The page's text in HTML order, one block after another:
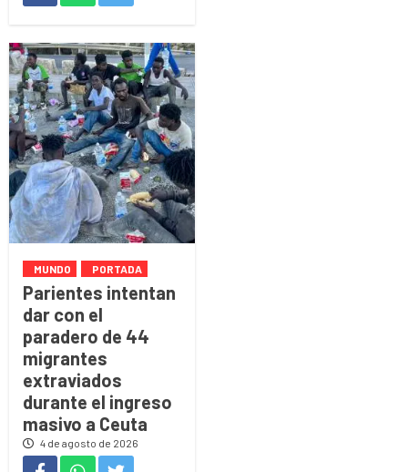
MUNDO PORTADA
Parientes intentan
dar con el
paradero de 44
migrantes
extraviados
durante el ingreso
masivo a Ceuta
4 de agosto de 2026